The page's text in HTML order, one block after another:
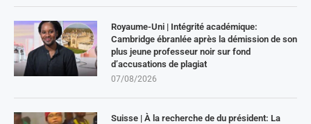
Royaume-Uni | Intégrité académique:
Cambridge ébranlée après la démission de son
plus jeune professeur noir sur fond
d’accusations de plagiat
07/08/2026
Suisse | À la recherche de du président: La